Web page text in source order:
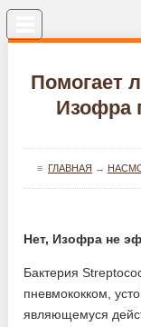
Помогает
Изофра
≡ ГЛАВНАЯ →
Нет, Изофра не
Бактерия
пневмококком,
являющемуся